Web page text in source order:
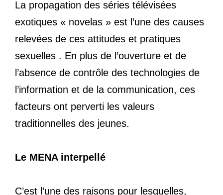
La propagation des séries télévisées
exotiques « novelas » est l’une des causes
relevées de ces attitudes et pratiques
sexuelles . En plus de l’ouverture et de
l’absence de contrôle des technologies de
l’information et de la communication, ces
facteurs ont perverti les valeurs
traditionnelles des jeunes.
Le MENA interpellé
C’est l’une des raisons pour lesquelles,